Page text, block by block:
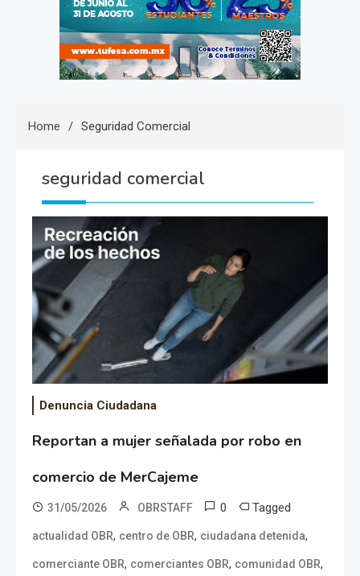
Home Seguridad Comercial
seguridad comercial
Denuncia Ciudadana
Reportan a mujer señalada por robo en
comercio de MerCajeme
31/05/2026 OBRSTAFF 0 Tagged
actualidad OBR, centro de OBR, ciudadana detenida,
comerciante OBR, comerciantes OBR, comunidad OBR,